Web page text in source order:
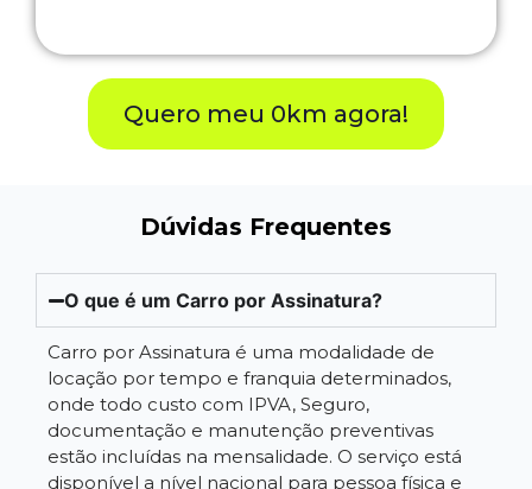
Quero meu 0km agora!
Dúvidas Frequentes
O que é um Carro por Assinatura?
Carro por Assinatura é uma modalidade de
locação por tempo e franquia determinados,
onde todo custo com IPVA, Seguro,
documentação e manutenção preventivas
estão incluídas na mensalidade. O serviço está
disponível a nível nacional para pessoa física e